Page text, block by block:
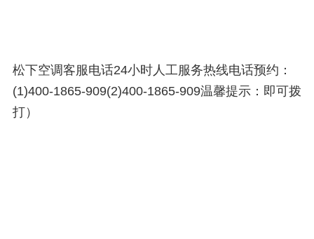
松下空调客服电话24小时人工服务热线电话预约：
(1)400-1865-909(2)400-1865-909温馨提示：即可拨
打）